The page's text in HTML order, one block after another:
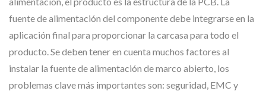
fuente de alimentación del componente debe integrarse en la
aplicación final para proporcionar la carcasa para todo el
producto. Se deben tener en cuenta muchos factores al
instalar la fuente de alimentación de marco abierto, los
problemas clave más importantes son: seguridad, EMC y